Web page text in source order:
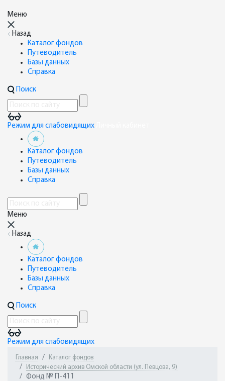
Меню
Назад
Каталог фондов
Путеводитель
Базы данных
Справка
Поиск
Режим для слабовидящих
Каталог фондов
Путеводитель
Базы данных
Справка
Меню
Назад
Каталог фондов
Путеводитель
Базы данных
Справка
Поиск
Режим для слабовидящих
Главная
Каталог фондов
Исторический архив Омской области (ул. Певцова, 9)
Фонд № П-411